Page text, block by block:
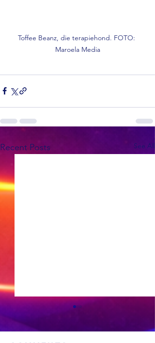
Toffee Beanz, die terapiehond. FOTO:
Maroela Media
Recent Posts See All